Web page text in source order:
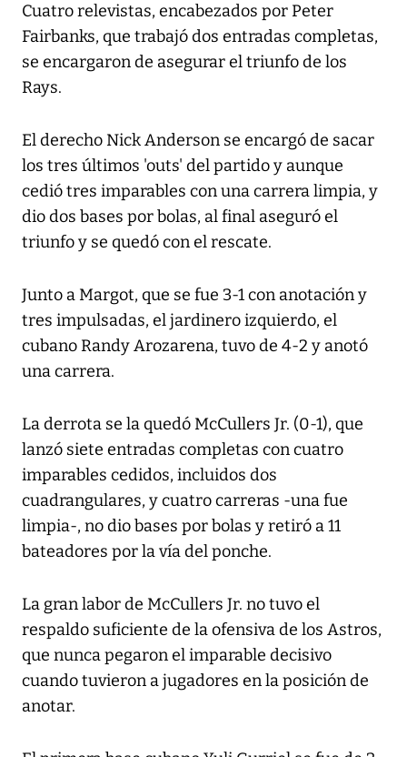
Cuatro relevistas, encabezados por Peter
Fairbanks, que trabajó dos entradas completas,
se encargaron de asegurar el triunfo de los
Rays.
El derecho Nick Anderson se encargó de sacar
los tres últimos 'outs' del partido y aunque
cedió tres imparables con una carrera limpia, y
dio dos bases por bolas, al final aseguró el
triunfo y se quedó con el rescate.
Junto a Margot, que se fue 3-1 con anotación y
tres impulsadas, el jardinero izquierdo, el
cubano Randy Arozarena, tuvo de 4-2 y anotó
una carrera.
La derrota se la quedó McCullers Jr. (0-1), que
lanzó siete entradas completas con cuatro
imparables cedidos, incluidos dos
cuadrangulares, y cuatro carreras -una fue
limpia-, no dio bases por bolas y retiró a 11
bateadores por la vía del ponche.
La gran labor de McCullers Jr. no tuvo el
respaldo suficiente de la ofensiva de los Astros,
que nunca pegaron el imparable decisivo
cuando tuvieron a jugadores en la posición de
anotar.